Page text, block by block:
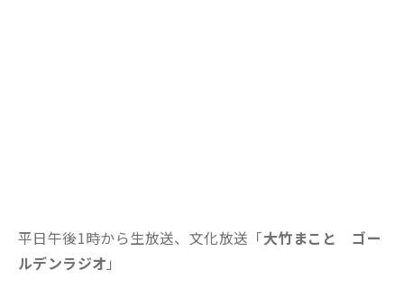
平日午後1時から生放送、文化放送「大竹まこと ゴー
ルデンラジオ 」